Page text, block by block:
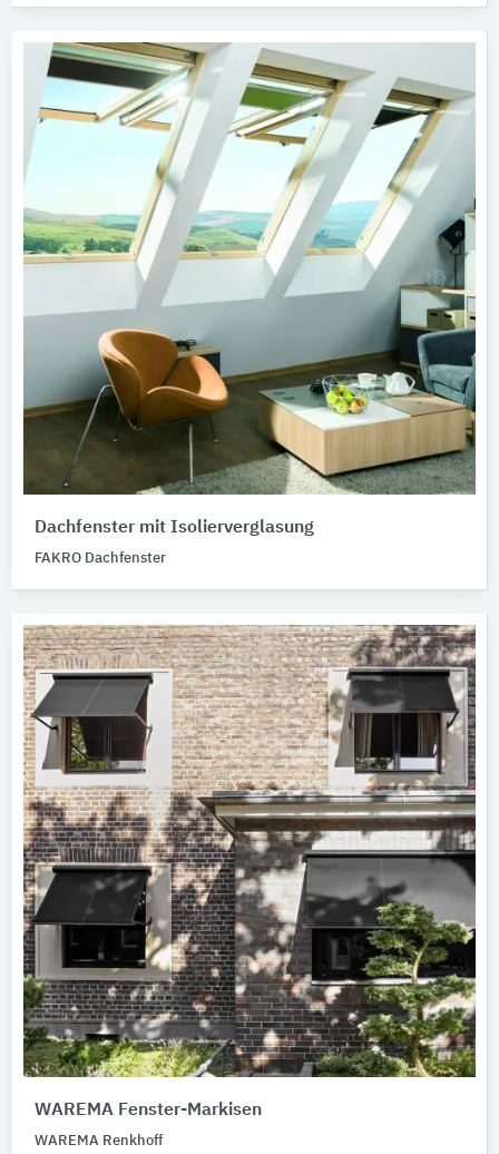
Dachfenster mit Isolierverglasung
FAKRO Dachfenster
WAREMA Fenster-Markisen
WAREMA Renkhoff